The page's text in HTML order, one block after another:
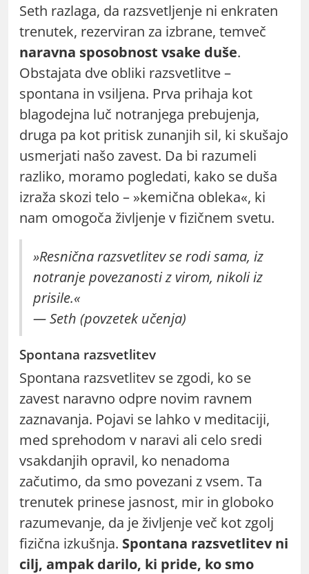
Seth razlaga, da razsvetljenje ni enkraten
trenutek, rezerviran za izbrane, temveč
naravna sposobnost vsake duše.
Obstajata dve obliki razsvetlitve –
spontana in vsiljena. Prva prihaja kot
blagodejna luč notranjega prebujenja,
druga pa kot pritisk zunanjih sil, ki skušajo
usmerjati našo zavest. Da bi razumeli
razliko, moramo pogledati, kako se duša
izraža skozi telo – »kemična obleka«, ki
nam omogoča življenje v fizičnem svetu.
»Resnična razsvetlitev se rodi sama, iz
notranje povezanosti z virom, nikoli iz
prisile.«
— Seth (povzetek učenja)
Spontana razsvetlitev
Spontana razsvetlitev se zgodi, ko se
zavest naravno odpre novim ravnem
zaznavanja. Pojavi se lahko v meditaciji,
med sprehodom v naravi ali celo sredi
vsakdanjih opravil, ko nenadoma
začutimo, da smo povezani z vsem. Ta
trenutek prinese jasnost, mir in globoko
razumevanje, da je življenje več kot zgolj
fizična izkušnja. Spontana razsvetlitev ni
cilj, ampak darilo, ki pride, ko smo